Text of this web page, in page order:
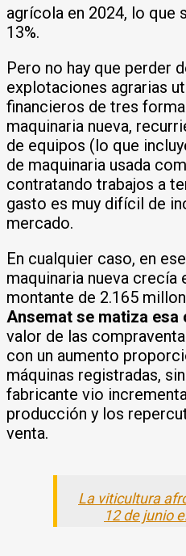
agrícola en 2024, lo que
13%.
Pero no hay que perder
explotaciones agrarias
financieros de tres
maquinaria nueva,
de equipos (lo que
de maquinaria usada
contratando trabajos a
gasto es muy difícil de
mercado.
En cualquier caso, en
maquinaria nueva crecía
montante de 2.165
Ansemat se matiza esa
valor de las
con un aumento
máquinas registradas,
fabricante vio
producción y los
venta.
La viticultura
12 de junio